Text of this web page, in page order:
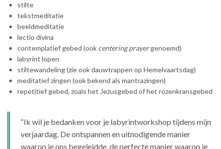
stilte
tekstmeditatie
beeldmeditatie
lectio divina
contemplatief gebed (ook centering prayergenoemd)
labyrint lopen
stiltewandeling (zie ook dauwtrappen op Hemelvaartsdag)
meditatief zingen (ook bekend als mantrazingen)
repetitief gebed, zoals het Jezusgebed of het rozenkransgebed
“Ik wil je bedanken voor je labyrintworkshop tijdens mijn
verjaardag. De ontspannen en uitnodigende manier
waarop je ons begeleidde, de perfecte manier waarop je